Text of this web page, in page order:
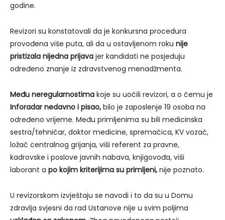
godine.
Revizori su konstatovali da je konkursna procedura
provođena više puta, ali da u ostavljenom roku nije
pristizala nijedna prijava jer kandidati ne posjeduju
određeno znanje iz zdravstvenog menadžmenta.
Među neregularnostima koje su uočili revizori, a o čemu je
Inforadar nedavno i pisao, bilo je zaposlenje 19 osoba na
određeno vrijeme. Među primljenima su bili medicinska
sestra/tehničar, doktor medicine, spremačica, KV vozač,
ložač centralnog grijanja, viši referent za pravne,
kadrovske i poslove javnih nabava, knjigovođa, viši
laborant a po kojim kriterijima su primljeni, nije poznato.
U revizorskom izvještaju se navodi i to da su u Domu
zdravlja svjesni da rad Ustanove nije u svim poljima